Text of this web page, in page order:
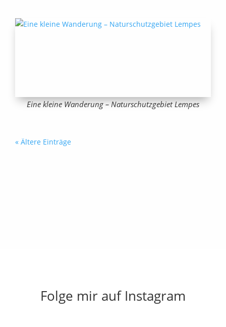
Eine kleine Wanderung – Naturschutzgebiet Lempes
« Ältere Einträge
Folge mir auf Instagram